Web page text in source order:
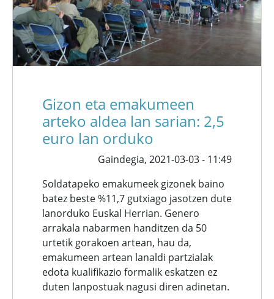
Gizon eta emakumeen
arteko aldea lan sarian: 2,5
euro lan orduko
Gaindegia, 2021-03-03 - 11:49
Soldatapeko emakumeek gizonek baino
batez beste %11,7 gutxiago jasotzen dute
lanorduko Euskal Herrian. Genero
arrakala nabarmen handitzen da 50
urtetik gorakoen artean, hau da,
emakumeen artean lanaldi partzialak
edota kualifikazio formalik eskatzen ez
duten lanpostuak nagusi diren adinetan.